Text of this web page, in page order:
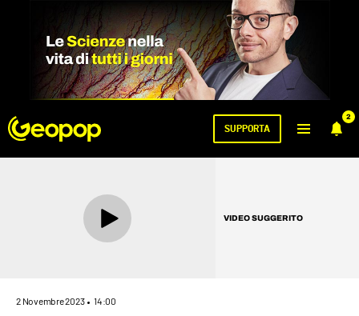
2
SUPPORTA
VIDEO SUGGERITO
2 Novembre 2023 14:00